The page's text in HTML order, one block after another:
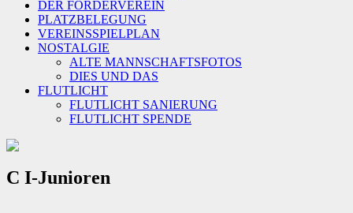
DER FÖRDERVEREIN
PLATZBELEGUNG
VEREINSSPIELPLAN
NOSTALGIE
ALTE MANNSCHAFTSFOTOS
DIES UND DAS
FLUTLICHT
FLUTLICHT SANIERUNG
FLUTLICHT SPENDE
C I-Junioren